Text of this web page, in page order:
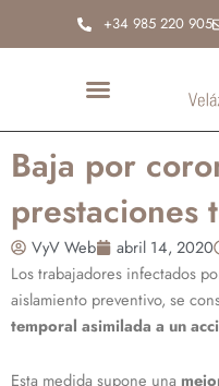
+34 985 220 905
Baja por
prestaciones
VyV Web abril 14, 2020
Los trabajadores infectados
aislamiento preventivo, se
temporal asimilada a un
Esta medida supone una